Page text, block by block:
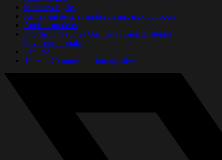
Mentions légales
Règlement général applicable aux jeux-concours
Anciens produits
Informations sur les Qualités et Caractéristiques
Environnementales
Affiliate
T598 – Déconnexions intempestives